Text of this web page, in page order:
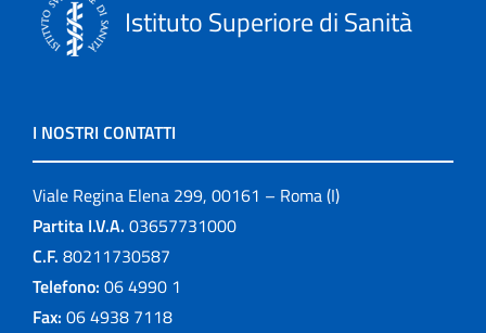
Istituto Superiore di Sanità
I NOSTRI CONTATTI
Viale Regina Elena 299, 00161 – Roma (I)
Partita I.V.A. 03657731000
C.F. 80211730587
Telefono: 06 4990 1
Fax: 06 4938 7118